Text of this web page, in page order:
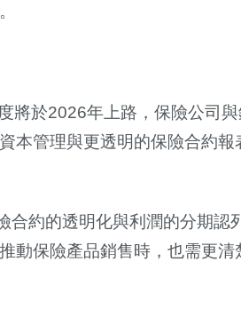
將於2026年上路，保險公司
本管理與更透明的保險合約報
約的透明化與利潤的分期認
動保險產品銷售時，也需更清